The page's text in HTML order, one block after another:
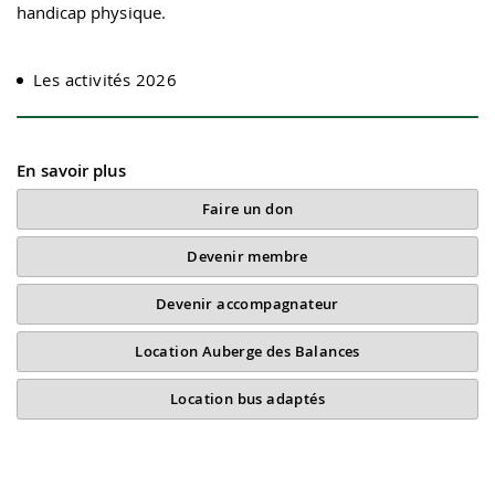
handicap physique.
Les activités 2026
En savoir plus
Faire un don
Devenir membre
Devenir accompagnateur
Location Auberge des Balances
Location bus adaptés